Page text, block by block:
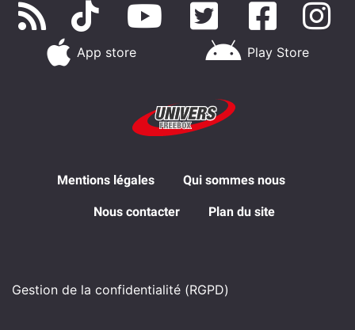
App store Play Store
Mentions légales Qui sommes nous
Nous contacter Plan du site
Gestion de la confidentialité (RGPD)